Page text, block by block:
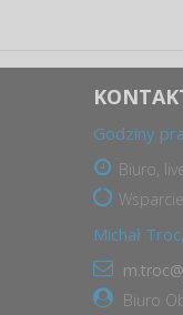
Godziny
Biuro,
Michał
Biuro